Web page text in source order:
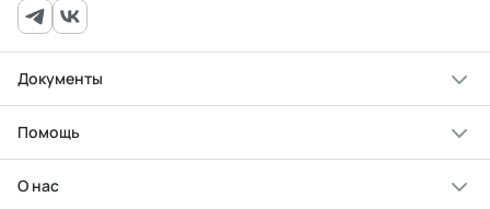
Документы
Помощь
О нас